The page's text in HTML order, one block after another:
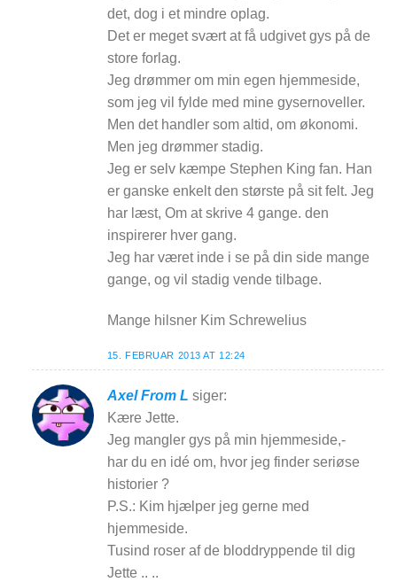
det, dog i et mindre oplag.
Det er meget svært at få udgivet gys på de
store forlag.
Jeg drømmer om min egen hjemmeside,
som jeg vil fylde med mine gysernoveller.
Men det handler som altid, om økonomi.
Men jeg drømmer stadig.
Jeg er selv kæmpe Stephen King fan. Han
er ganske enkelt den største på sit felt. Jeg
har læst, Om at skrive 4 gange. den
inspirerer hver gang.
Jeg har været inde i se på din side mange
gange, og vil stadig vende tilbage.
Mange hilsner Kim Schrewelius
15. FEBRUAR 2013 AT 12:24
Axel From L siger:
Kære Jette.
Jeg mangler gys på min hjemmeside,-
har du en idé om, hvor jeg finder seriøse
historier ?
P.S.: Kim hjælper jeg gerne med
hjemmeside.
Tusind roser af de bloddryppende til dig
Jette .. ..